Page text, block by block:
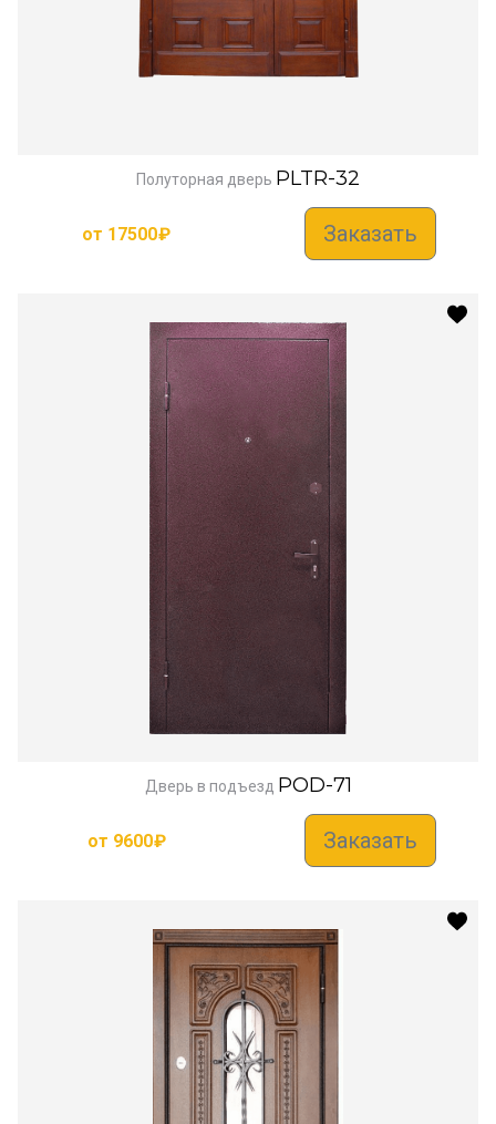
Полуторная дверь PLTR-32
от 17500₽ Заказать
Дверь в подъезд POD-71
от 9600₽ Заказать